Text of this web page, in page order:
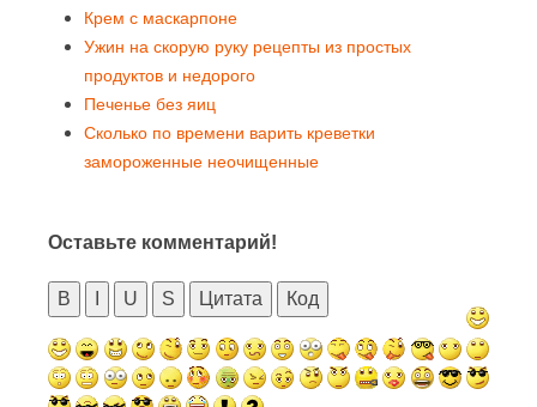
Крем с маскарпоне
Ужин на скорую руку рецепты из простых
продуктов и недорого
Печенье без яиц
Сколько по времени варить креветки
замороженные неочищенные
Оставьте комментарий!
B U S Цитата Код